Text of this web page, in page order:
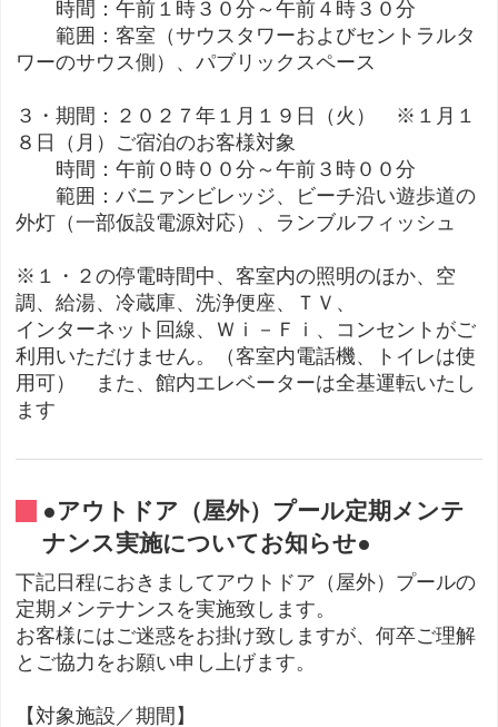
時間：午前１時３０分～午前４時３０分
範囲：客室（サウスタワーおよびセントラルタ
ワーのサウス側）、パブリックスペース
３・期間：２０２７年１月１９日（火） ※１月１
８日（月）ご宿泊のお客様対象
時間：午前０時００分～午前３時００分
範囲：バニァンビレッジ、ビーチ沿い遊歩道の
外灯（一部仮設電源対応）、ランブルフィッシュ
※１・２の停電時間中、客室内の照明のほか、空
調、給湯、冷蔵庫、洗浄便座、ＴＶ、
インターネット回線、Ｗｉ－Ｆｉ、コンセントがご
利用いただけません。（客室内電話機、トイレは使
用可） また、館内エレベーターは全基運転いたし
ます
●アウトドア（屋外）プール定期メンテ
ナンス実施についてお知らせ●
下記日程におきましてアウトドア（屋外）プールの
定期メンテナンスを実施致します。
お客様にはご迷惑をお掛け致しますが、何卒ご理解
とご協力をお願い申し上げます。
【対象施設／期間】